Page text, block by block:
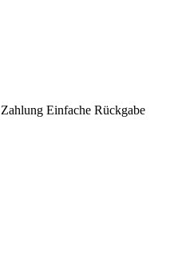
Einfache Rückgabe